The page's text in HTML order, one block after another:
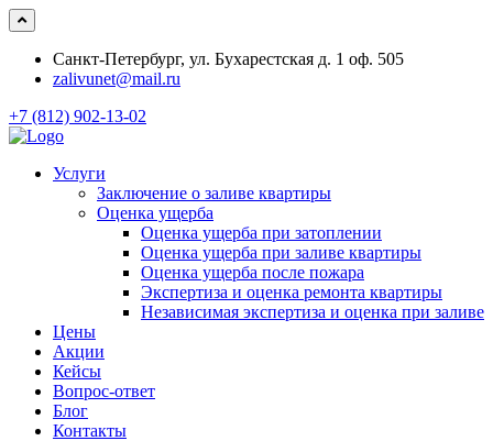
Санкт-Петербург, ул. Бухарестская д. 1 оф. 505
zalivunet@mail.ru
+7 (812) 902-13-02
Услуги
Заключение о заливе квартиры
Оценка ущерба
Оценка ущерба при затоплении
Оценка ущерба при заливе квартиры
Оценка ущерба после пожара
Экспертиза и оценка ремонта квартиры
Независимая экспертиза и оценка при заливе
Цены
Акции
Кейсы
Вопрос-ответ
Блог
Контакты